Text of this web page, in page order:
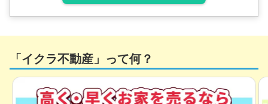
「イクラ不動産」って何？